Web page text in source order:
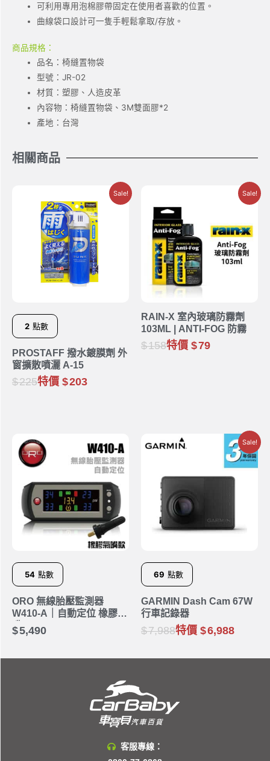
可利用專用泡棉膠帶固定在使用者喜歡的位置。
曲線袋口設計可一隻手輕鬆拿取/存放。
商品規格：
品名：椅縫置物袋
型號：JR-02
材質：塑膠、人造皮革
內容物：椅縫置物袋、3M雙面膠*2
產地：台灣
相關商品
Sale!
2 點數
PROSTAFF 撥水鍍膜劑 外
窗擴散噴灑 A-15
225特價 203
Sale!
RAIN-X 室內玻璃防霧劑
103ML | ANTI-FOG 防霧
158特價 79
54 點數
ORO 無線胎壓監測器
W410-A｜自動定位 橡膠氣
嘴5,490
Sale!
69 點數
GARMIN Dash Cam 67W
行車記錄器
7,988特價 6,988
客服專線：